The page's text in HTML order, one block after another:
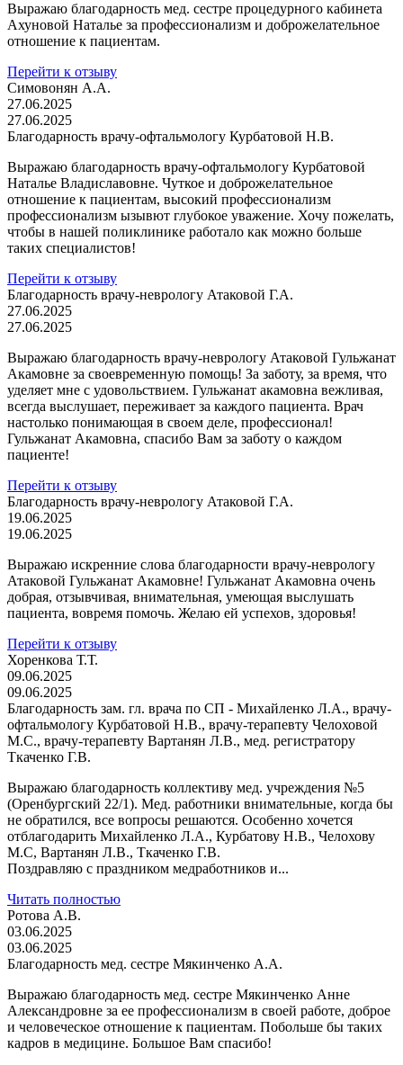
Выражаю благодарность мед. сестре процедурного кабинета
Ахуновой Наталье за профессионализм и доброжелательное
отношение к пациентам.
Перейти к отзыву
Симовонян А.А.
27.06.2025
27.06.2025
Благодарность врачу-офтальмологу Курбатовой Н.В.
Выражаю благодарность врачу-офтальмологу Курбатовой
Наталье Владиславовне. Чуткое и доброжелательное
отношение к пациентам, высокий профессионализм
профессионализм ызывют глубокое уважение. Хочу пожелать,
чтобы в нашей поликлинике работало как можно больше
таких специалистов!
Перейти к отзыву
Благодарность врачу-неврологу Атаковой Г.А.
27.06.2025
27.06.2025
Выражаю благодарность врачу-неврологу Атаковой Гульжанат
Акамовне за своевременную помощь! За заботу, за время, что
уделяет мне с удовольствием. Гульжанат акамовна вежливая,
всегда выслушает, переживает за каждого пациента. Врач
настолько понимающая в своем деле, профессионал!
Гульжанат Акамовна, спасибо Вам за заботу о каждом
пациенте!
Перейти к отзыву
Благодарность врачу-неврологу Атаковой Г.А.
19.06.2025
19.06.2025
Выражаю искренние слова благодарности врачу-неврологу
Атаковой Гульжанат Акамовне! Гульжанат Акамовна очень
добрая, отзывчивая, внимательная, умеющая выслушать
пациента, вовремя помочь. Желаю ей успехов, здоровья!
Перейти к отзыву
Хоренкова Т.Т.
09.06.2025
09.06.2025
Благодарность зам. гл. врача по СП - Михайленко Л.А., врачу-
офтальмологу Курбатовой Н.В., врачу-терапевту Челоховой
М.С., врачу-терапевту Вартанян Л.В., мед. регистратору
Ткаченко Г.В.
Выражаю благодарность коллективу мед. учреждения №5
(Оренбургский 22/1). Мед. работники внимательные, когда бы
не обратился, все вопросы решаются. Особенно хочется
отблагодарить Михайленко Л.А., Курбатову Н.В., Челохову
М.С, Вартанян Л.В., Ткаченко Г.В.
Поздравляю с праздником медработников и...
Читать полностью
Ротова А.В.
03.06.2025
03.06.2025
Благодарность мед. сестре Мякинченко А.А.
Выражаю благодарность мед. сестре Мякинченко Анне
Александровне за ее профессионализм в своей работе, доброе
и человеческое отношение к пациентам. Побольше бы таких
кадров в медицине. Большое Вам спасибо!